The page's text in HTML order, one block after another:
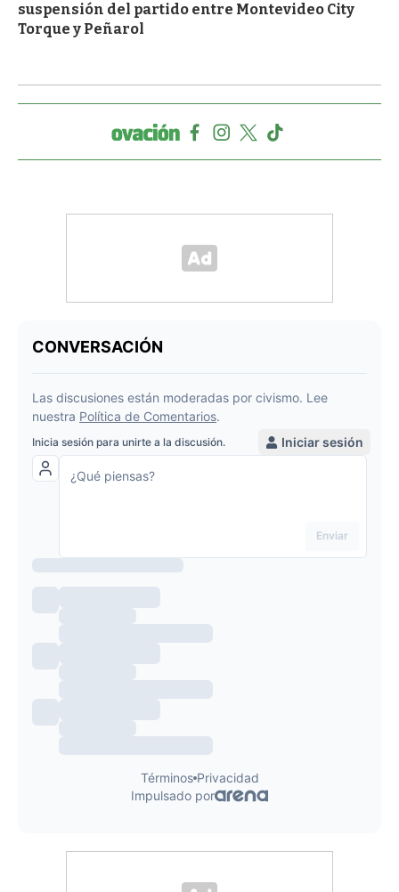
suspensión del partido entre Montevideo City
Torque y Peñarol